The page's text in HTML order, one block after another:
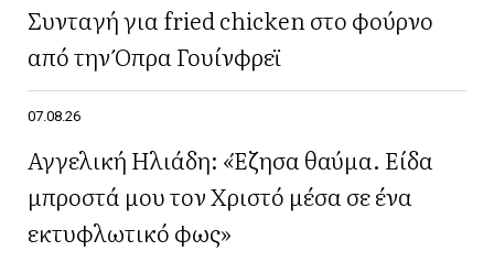
Συνταγή για fried chicken στο φούρνο
από την Όπρα Γουίνφρεϊ
07.08.26
Αγγελική Ηλιάδη: «Έζησα θαύμα. Είδα
μπροστά μου τον Χριστό μέσα σε ένα
εκτυφλωτικό φως»